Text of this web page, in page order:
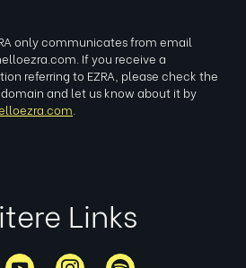
only communicates from email
If you receive a
referring to EZRA, please check the
and let us know about it by
Links